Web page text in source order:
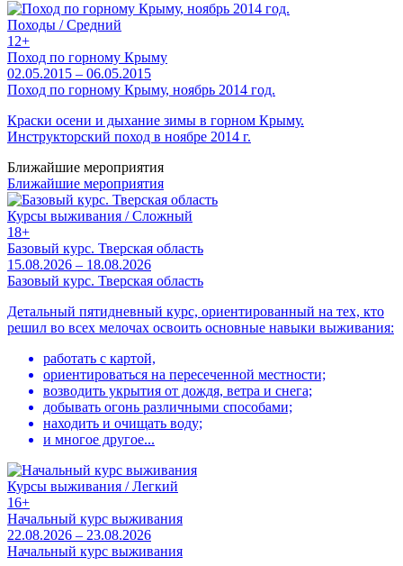
Походы / Средний
12+
Поход по горному Крыму
02.05.2015 – 06.05.2015
Поход по горному Крыму, ноябрь 2014 год.
Краски осени и дыхание зимы в горном Крыму.
Инструкторский поход в ноябре 2014 г.
Ближайшие мероприятия
Ближайшие мероприятия
Курсы выживания / Сложный
18+
Базовый курс. Тверская область
15.08.2026 – 18.08.2026
Базовый курс. Тверская область
Детальный пятидневный курс, ориентированный на тех, кто
решил во всех мелочах освоить основные навыки выживания:
работать с картой,
ориентироваться на пересеченной местности;
возводить укрытия от дождя, ветра и снега;
добывать огонь различными способами;
находить и очищать воду;
и многое другое...
Курсы выживания / Легкий
16+
Начальный курс выживания
22.08.2026 – 23.08.2026
Начальный курс выживания